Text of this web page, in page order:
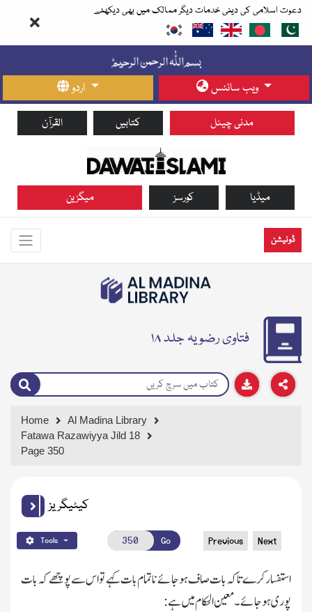
دعوت اسلامی کی دینی خدمات دیگر ممالک میں بھی دیکھئے
اردو ویب سائٹس
القرآن کتابیں مدنی چینل
میگزین کورسز میڈیا
ڈونیشن
فتاوی رضویہ جلد ۱۸
Home
Al Madina Library
Fatawa Razawiyya Jild 18
Page 350
کیٹیگریز
Tools Go Previous Next
استفسار کرے تاکہ بات صاف ہوجائے ناتمام بات کہے تو اس سے پوچھے کہ بات
پوری ہوجائے۔معین الحکام میں ہے: